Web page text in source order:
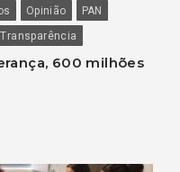
Opinião
PAN
Transparência
600 milhões